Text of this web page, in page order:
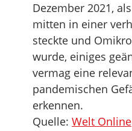
Dezember 2021,
mitten in einer
steckte und
wurde, einiges
vermag eine
pandemischen
erkennen.
Quelle: Welt Online